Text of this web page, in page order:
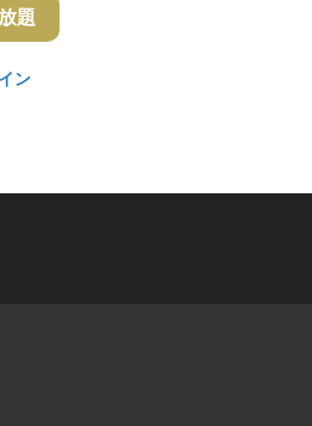
題
ン